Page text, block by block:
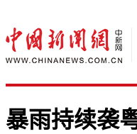
暴雨持续袭